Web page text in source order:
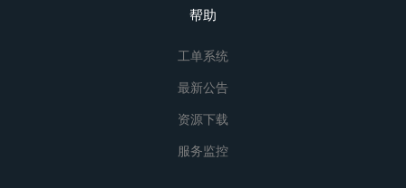
帮助
工单系统
最新公告
资源下载
服务监控